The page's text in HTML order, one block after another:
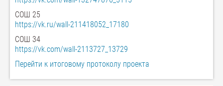
СОШ 25
https://vk.ru/wall-211418052_17180
СОШ 34
https://vk.com/wall-2113727_13729
Перейти к итоговому протоколу проекта